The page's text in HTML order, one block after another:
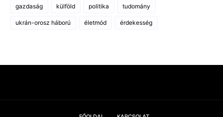
gazdaság külföld politika tudomány
ukrán-orosz háború életmód érdekesség